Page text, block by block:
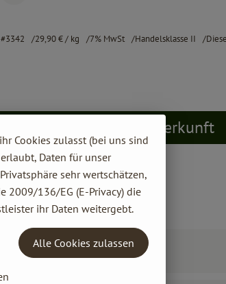
#3342 29,90 €/ kg 7% MwSt Handelsklasse II
Herkunft
Cookies zulasst (bei uns sind
Daten für unser
sehr wertschätzen,
2009/136/EG (E-Privacy) die
ihr Daten weitergebt.
Alle Cookies zulassen